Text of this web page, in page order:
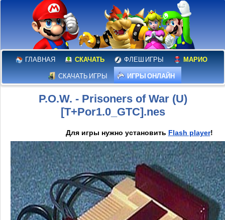
ГЛАВНАЯ СКАЧАТЬ ФЛЕШ ИГРЫ МАРИО
СКАЧАТЬ ИГРЫ ИГРЫ ОНЛАЙН
P.O.W. - Prisoners of War (U)
[T+Por1.0_GTC].nes
Для игры нужно установить Flash player!